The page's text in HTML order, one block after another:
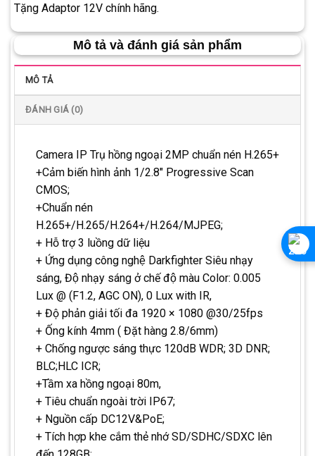
Tặng Adaptor 12V chính hãng.
Mô tả và đánh giá sản phẩm
MÔ TẢ
ĐÁNH GIÁ (0)
Camera IP Trụ hồng ngoại 2MP chuẩn nén H.265+
+Cảm biến hình ảnh 1/2.8″ Progressive Scan
CMOS;
+Chuẩn nén
H.265+/H.265/H.264+/H.264/MJPEG;
+ Hỗ trợ 3 luồng dữ liệu
+ Ứng dụng công nghệ Darkfighter Siêu nhạy
sáng, Độ nhạy sáng ở chế độ màu Color: 0.005
Lux @ (F1.2, AGC ON), 0 Lux with IR,
+ Độ phản giải tối đa 1920 × 1080 @30/25fps
+ Ống kính 4mm ( Đặt hàng 2.8/6mm)
+ Chống ngược sáng thực 120dB WDR; 3D DNR;
BLC;HLC ICR;
+Tầm xa hồng ngoại 80m,
+ Tiêu chuẩn ngoài trời IP67;
+ Nguồn cấp DC12V&PoE;
+ Tích hợp khe cắm thẻ nhớ SD/SDHC/SDXC lên